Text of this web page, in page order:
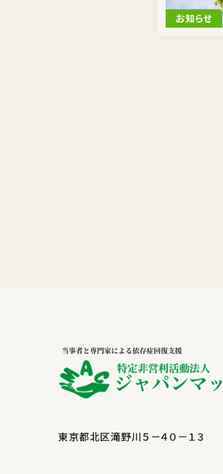
お知らせ
東京都北区滝野川５－４０－１３